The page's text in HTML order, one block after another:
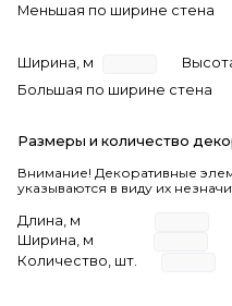
Меньшая по ширине стена
Ширина, м
Большая по ширине стена
Размеры и количество
Внимание! Декоративные
указываются в виду их
Длина, м
Ширина, м
Количество, шт.